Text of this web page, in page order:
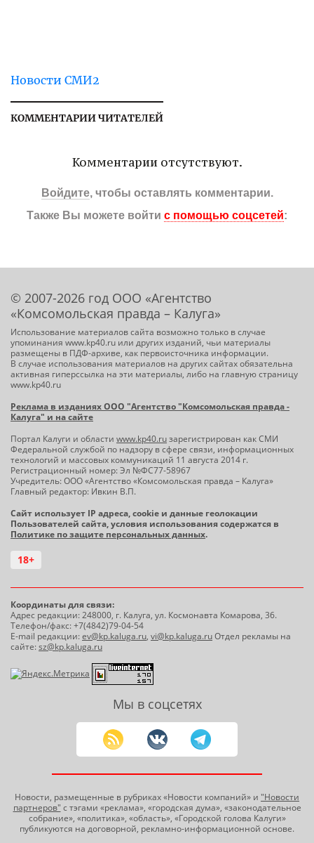
Новости СМИ2
КОММЕНТАРИИ ЧИТАТЕЛЕЙ
Комментарии отсутствуют.
Войдите, чтобы оставлять комментарии.
Также Вы можете войти с помощью соцсетей:
© 2007-2026 год ООО «Агентство
«Комсомольская правда – Калуга»
Использование материалов сайта возможно только в случае
упоминания www.kp40.ru или других изданий, чьи материалы
размещены в ПДФ-архиве, как первоисточника информации.
В случае использования материалов на других сайтах обязательна
активная гиперссылка на эти материалы, либо на главную страницу
www.kp40.ru
Реклама в изданиях ООО "Агентство "Комсомольская правда -
Калуга" и на сайте
Портал Калуги и области www.kp40.ruзарегистрирован как СМИ
Федеральной службой по надзору в сфере связи, информационных
технологий и массовых коммуникаций 11 августа 2014 г.
Регистрационный номер: Эл №ФС77-58967
Учредитель: ООО «Агентство «Комсомольская правда – Калуга»
Главный редактор: Ивкин В.П.
Сайт использует IP адреса, cookie и данные геолокации
Пользователей сайта, условия использования содержатся в
Политике по защите персональных данных.
18+
Координаты для связи:
Адрес редакции: 248000, г. Калуга, ул. Космонавта Комарова, 36.
Телефон/факс: +7(4842)79-04-54
E-mail редакции:ev@kp.kaluga.ru, vi@kp.kaluga.ruОтдел рекламы на
сайте:sz@kp.kaluga.ru
Мы в соцсетях
Новости, размещенные в рубриках «Новости компаний» и "Новости
партнеров" с тэгами «реклама», «городская дума», «законодательное
собрание», «политика», «область», «Городской голова Калуги»
публикуются на договорной, рекламно-информационной основе.